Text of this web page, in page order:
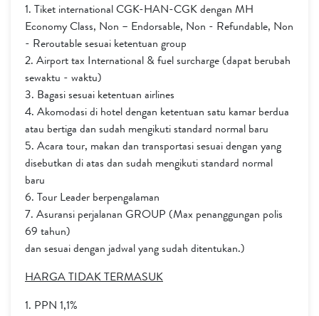
1. Tiket international CGK-HAN-CGK dengan MH
Economy Class, Non – Endorsable, Non - Refundable, Non
- Reroutable sesuai ketentuan group
2. Airport tax International & fuel surcharge (dapat berubah
sewaktu - waktu)
3. Bagasi sesuai ketentuan airlines
4. Akomodasi di hotel dengan ketentuan satu kamar berdua
atau bertiga dan sudah mengikuti standard normal baru
5. Acara tour, makan dan transportasi sesuai dengan yang
disebutkan di atas dan sudah mengikuti standard normal
baru
6. Tour Leader berpengalaman
7. Asuransi perjalanan GROUP (Max penanggungan polis
69 tahun)
dan sesuai dengan jadwal yang sudah ditentukan.)
HARGA TIDAK TERMASUK
1. PPN 1,1%